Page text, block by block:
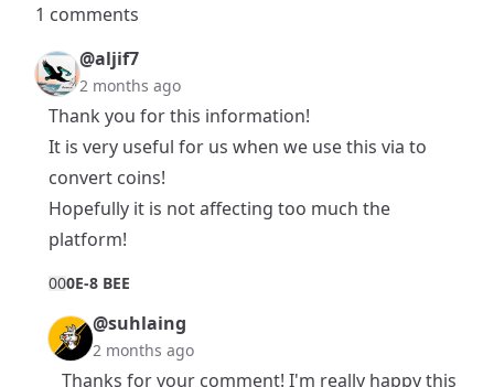
1 comments
@aljif7
2 months ago
Thank you for this information!
It is very useful for us when we use this via to
convert coins!
Hopefully it is not affecting too much the
platform!
000E-8 BEE
@suhlaing
2 months ago
Thanks for your comment! I'm really happy this